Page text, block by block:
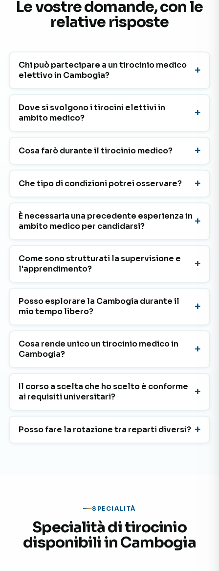
Le vostre domande, con le
relative risposte
Chi può partecipare a un tirocinio medico
elettivo in Cambogia?
Dove si svolgono i tirocini elettivi in
ambito medico?
Cosa farò durante il tirocinio medico?
Che tipo di condizioni potrei osservare?
È necessaria una precedente esperienza in
ambito medico per candidarsi?
Come sono strutturati la supervisione e
l'apprendimento?
Posso esplorare la Cambogia durante il
mio tempo libero?
Cosa rende unico un tirocinio medico in
Cambogia?
Il corso a scelta che ho scelto è conforme
ai requisiti universitari?
Posso fare la rotazione tra reparti diversi?
SPECIALITÀ
Specialità di tirocinio
disponibili in Cambogia